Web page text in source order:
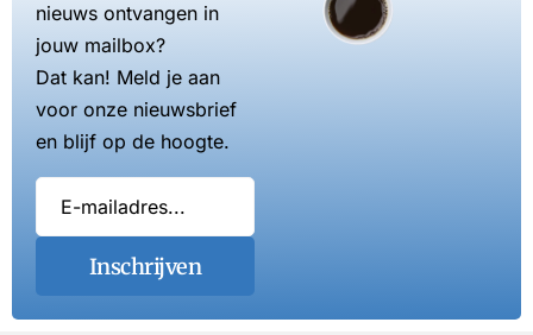
nieuws ontvangen in
jouw mailbox?
Dat kan! Meld je aan
voor onze nieuwsbrief
en blijf op de hoogte.
Inschrijven